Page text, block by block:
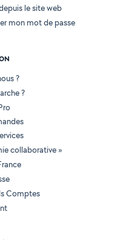
le site web
mon mot de passe
?
?
collaborative »
Comptes